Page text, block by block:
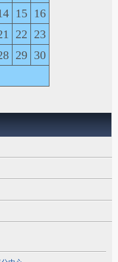
15 16
22 23
29 30